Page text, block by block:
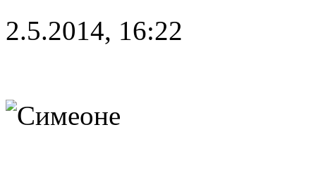
2.5.2014, 16:22